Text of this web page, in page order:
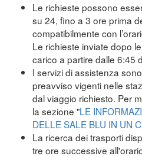
Le richieste possono
su 24, fino a 3 ore prima
compatibilmente con
Le richieste inviate dopo
carico a partire dalle 6:45
I servizi di assistenza
preavviso vigenti nelle
dal viaggio richiesto. Per
la sezione "LE
DELLE SALE BLU IN UN
La ricerca dei trasporti
tre ore successive